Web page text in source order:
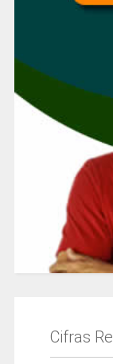
Cifras